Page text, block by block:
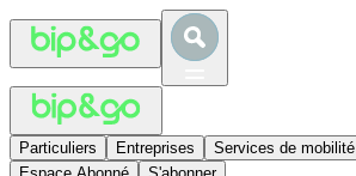
Particuliers Entreprises Services de mobilité